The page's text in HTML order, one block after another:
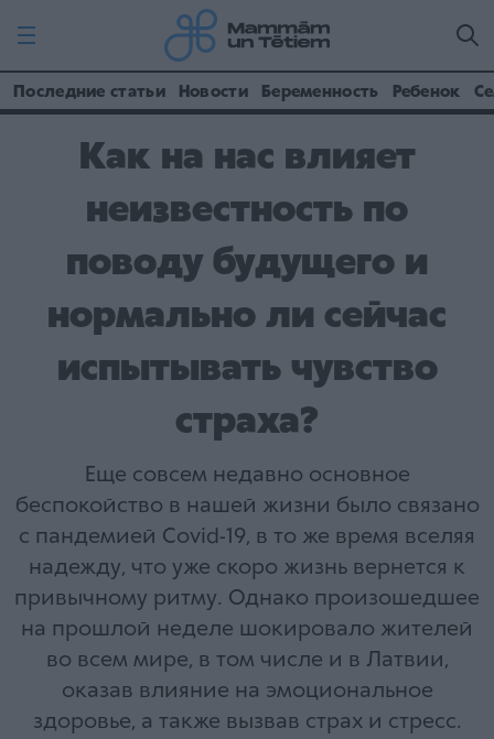
Последние статьи Новости Беременность Ребенок
Как на нас влияет
неизвестность по
поводу будущего и
нормально ли сейчас
испытывать чувство
страха?
Еще совсем недавно основное
беспокойство в нашей жизни было связано
с пандемией Covid-19, в то же время вселяя
надежду, что уже скоро жизнь вернется к
привычному ритму. Однако произошедшее
на прошлой неделе шокировало жителей
во всем мире, в том числе и в Латвии,
оказав влияние на эмоциональное
здоровье, а также вызвав страх и стресс.